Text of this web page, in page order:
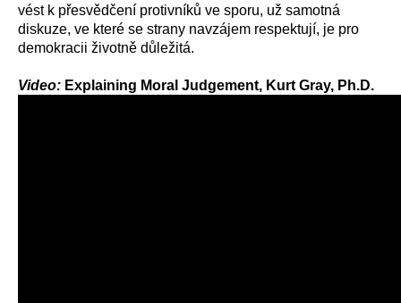
vést k přesvědčení protivníků ve sporu, už samotná
diskuze, ve které se strany navzájem respektují, je pro
demokracii životně důležitá.
Video: Explaining Moral Judgement, Kurt Gray, Ph.D.